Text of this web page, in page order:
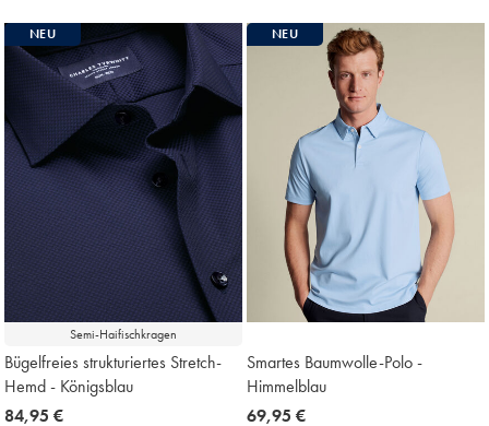
Price
Price
Semi-Haifischkragen
NEU
Bügelfreies strukturiertes Stretch-
Hemd - Königsblau
now
84,95 €
NEU
Smartes Baumwolle-Polo -
Himmelblau
now
69,95 €